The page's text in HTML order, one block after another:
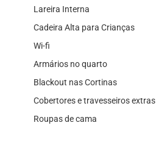
Lareira Interna
Cadeira Alta para Crianças
Wi-fi
Armários no quarto
Blackout nas Cortinas
Cobertores e travesseiros extras
Roupas de cama